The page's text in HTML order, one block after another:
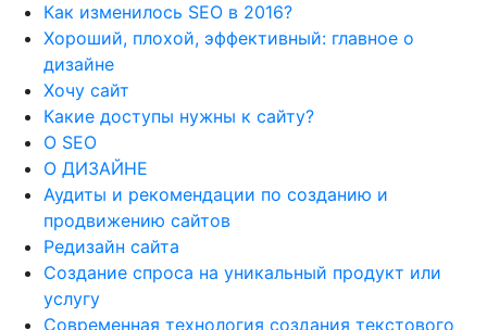
Как изменилось SEO в 2016?
Хороший, плохой, эффективный: главное о
дизайне
Хочу сайт
Какие доступы нужны к сайту?
О SEO
О ДИЗАЙНЕ
Аудиты и рекомендации по созданию и
продвижению сайтов
Редизайн сайта
Создание спроса на уникальный продукт или
услугу
Современная технология создания текстового